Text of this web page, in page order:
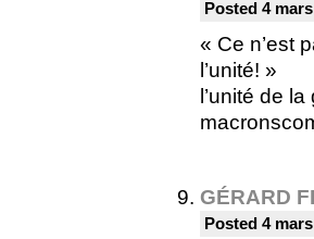
Posted 4
« Ce n’est
l’unité! »
l’unité de
GÉRARD
Posted 4